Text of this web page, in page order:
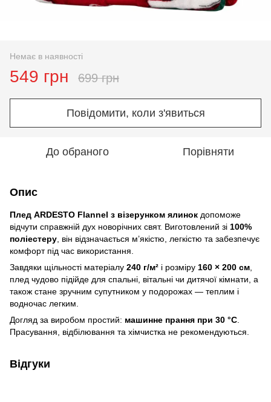
Немає в наявності
549 грн 699 грн
Повідомити, коли з'явиться
До обраного Порівняти
Опис
Плед ARDESTO Flannel з візерунком ялинок допоможе
відчути справжній дух новорічних свят. Виготовлений зі 100%
поліестеру , він відзначається м’якістю, легкістю та забезпечує
комфорт під час використання.
Завдяки щільності матеріалу 240 г/м² і розміру 160 × 200 см
плед чудово підійде для спальні, вітальні чи дитячої кімнати, а
також стане зручним супутником у подорожах — теплим і
водночас легким.
Догляд за виробом простий: машинне прання при 30 °C
Прасування, відбілювання та хімчистка не рекомендуються.
Відгуки